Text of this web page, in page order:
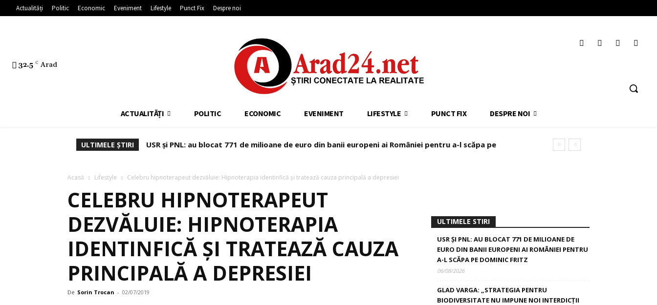
Actualități Politic Economic Eveniment Lifestyle Punct Fix Despre noi
32.5 C Arad
ACTUALITĂȚI POLITIC ECONOMIC EVENIMENT LIFESTYLE PUNCT FIX DESPRE NOI
ULTIMELE ȘTIRI
USR și PNL: au blocat 771 de milioane de euro din banii europeni ai României pentru a-l scăpa pe
Acasă Lifestyle Celebru hipnoterapeut dezvăluie: Hipnoterapia identinfică și tratează cauza principală a depresiei
CELEBRU HIPNOTERAPEUT
DEZVĂLUIE: HIPNOTERAPIA
IDENTINFICĂ ȘI TRATEAZĂ CAUZA
PRINCIPALĂ A DEPRESIEI
De Sorin Trocan - 02/07/2019
ULTIMELE STIRI
USR ȘI PNL: AU BLOCAT 771 DE MILIOANE DE
EURO DIN BANII EUROPENI AI ROMÂNIEI PENTRU
A-L SCĂPA PE DOMINIC FRITZ
06/08/2026
GLAD VARGA: „STRATEGIA PENTRU
BIODIVERSITATE NU IMPUNE NOI INTERDICȚII